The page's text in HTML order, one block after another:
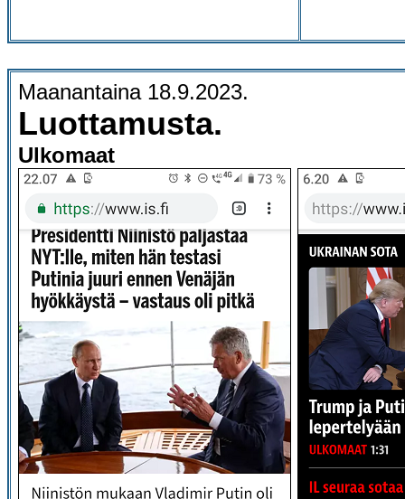
Maanantaina 18.9.2023.
Luottamusta.
Ulkomaat